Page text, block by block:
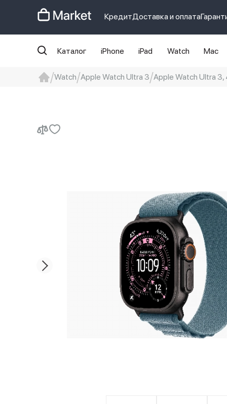
КредитДоставка и оплата
Каталог iPhone iPad Watch Mac
Watch Apple Watch Ultra 3 Apple Watch Ultra